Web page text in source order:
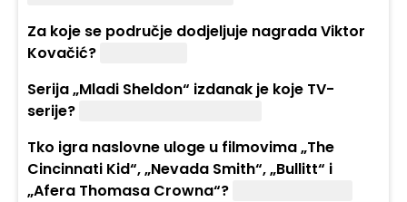
Za koje se područje dodjeljuje nagrada Viktor
Kovačić?
Serija „Mladi Sheldon“ izdanak je koje TV-
serije?
Tko igra naslovne uloge u filmovima „The
Cincinnati Kid“, „Nevada Smith“, „Bullitt“ i
„Afera Thomasa Crowna“?